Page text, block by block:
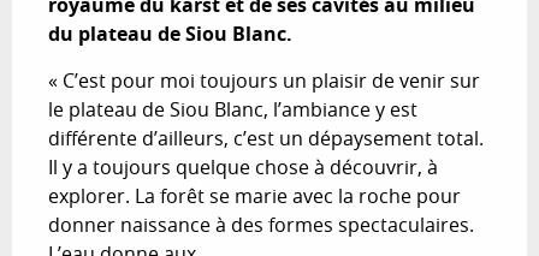
du plateau de Siou Blanc.
« C’est pour moi toujours un plaisir de venir sur
le plateau de Siou Blanc, l’ambiance y est
différente d’ailleurs, c’est un dépaysement total.
Il y a toujours quelque chose à découvrir, à
explorer. La forêt se marie avec la roche pour
donner naissance à des formes spectaculaires.